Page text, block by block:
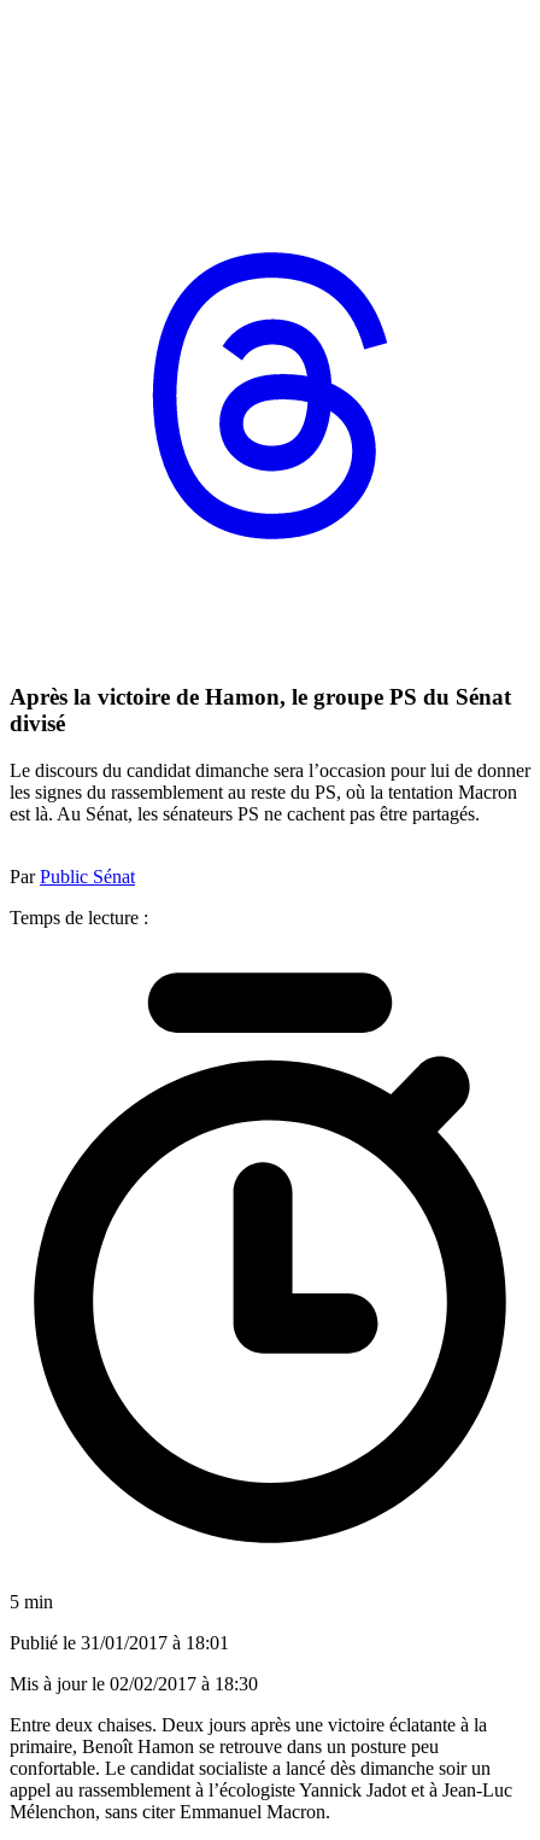
Après la victoire de Hamon, le groupe PS du Sénat
divisé
Le discours du candidat dimanche sera l’occasion pour lui de donner
les signes du rassemblement au reste du PS, où la tentation Macron
est là. Au Sénat, les sénateurs PS ne cachent pas être partagés.
ParPublic Sénat
Temps de lecture :
5 min
Publié le 31/01/2017 à 18:01
Mis à jour le 02/02/2017 à 18:30
Entre deux chaises. Deux jours après une victoire éclatante à la
primaire, Benoît Hamon se retrouve dans un posture peu
confortable. Le candidat socialiste a lancé dès dimanche soir un
appel au rassemblement à l’écologiste Yannick Jadot et à Jean-Luc
Mélenchon, sans citer Emmanuel Macron.